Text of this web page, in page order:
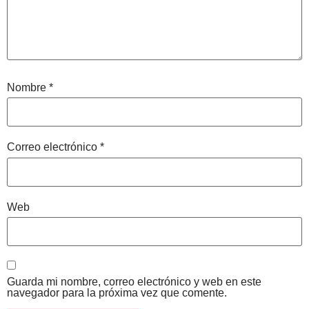
Nombre *
Correo electrónico *
Web
Guarda mi nombre, correo electrónico y web en este
navegador para la próxima vez que comente.